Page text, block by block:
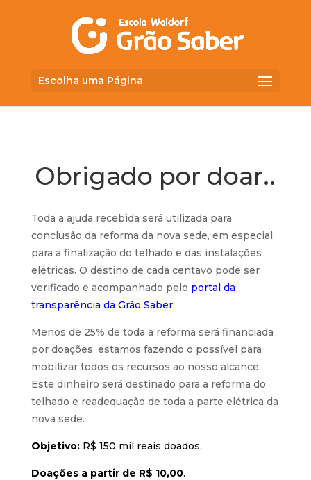
Escolha uma Página
Obrigado por doar..
Toda a ajuda recebida será utilizada para
conclusão da reforma da nova sede, em especial
para a finalização do telhado e das instalações
elétricas. O destino de cada centavo pode ser
verificado e acompanhado pelo portal da
transparência da Grão Saber.
Menos de 25% de toda a reforma será financiada
por doações, estamos fazendo o possível para
mobilizar todos os recursos ao nosso alcance.
Este dinheiro será destinado para a reforma do
telhado e readequação de toda a parte elétrica da
nova sede.
Objetivo:R$ 150 mil reais doados.
Doações a partir de R$ 10,00.